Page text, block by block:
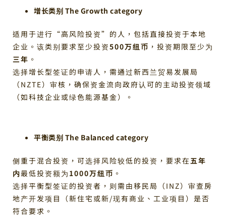
增长类别 The Growth category
适用于进行“高风险投资”的人，包括直接投资于本地
企业。该类别要求至少投资500万纽币 ，投资期限至少为
三年 。
选择增长型签证的申请人，需通过新西兰贸易发展局
（NZTE）审核，确保资金流向政府认可的主动投资领域
（如科技企业或绿色能源基金）。
平衡类别 The Balanced category
侧重于混合投资，可选择风险较低的投资，要求在五年
内最低投资额为 1000万纽币 。
选择平衡型签证的投资者，则需由移民局（INZ）审查房
地产开发项目（新住宅或新/现有商业、工业项目）是否
符合要求。